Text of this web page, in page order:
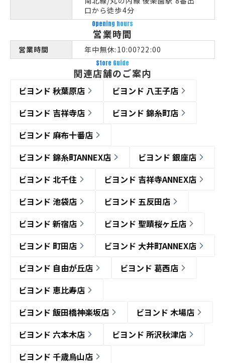
口から徒歩4分
Opening hours
営業時間
営業時間 年中無休:10:00?22:00
Store Guide
関連店舗のご案内
ビヨンド 秋葉原店
ビヨンド 八王子店
ビヨンド 吉祥寺店
ビヨンド 錦糸町店
ビヨンド 麻布十番店
ビヨンド 錦糸町ANNEX店
ビヨンド 銀座店
ビヨンド 北千住
ビヨンド 吉祥寺ANNEX店
ビヨンド 池袋店
ビヨンド 五反田店
ビヨンド 新宿店
ビヨンド 聖蹟桜ヶ丘店
ビヨンド 町田店
ビヨンド 大井町ANNEX店
ビヨンド 自由が丘店
ビヨンド 葛西店
ビヨンド 恵比寿店
ビヨンド 飯田橋神楽坂店
ビヨンド 木場店
ビヨンド 六本木店
ビヨンド 所沢秋津店
ビヨンド 千歳烏山店